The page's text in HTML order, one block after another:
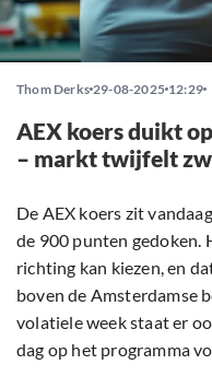
Thom Derks 29-08-2025 12:29
AEX koers duikt
– markt twijfelt
De AEX koers zit
de 900 punten gedoken.
richting kan kiezen, en
boven de Amsterdamse
volatiele week staat er
dag op het programma